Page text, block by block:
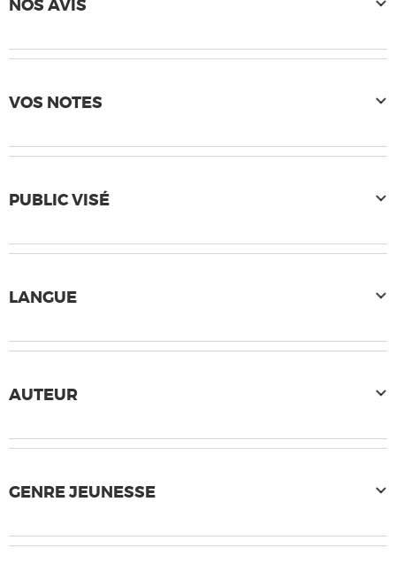
NOS AVIS
VOS NOTES
PUBLIC VISÉ
LANGUE
AUTEUR
GENRE JEUNESSE